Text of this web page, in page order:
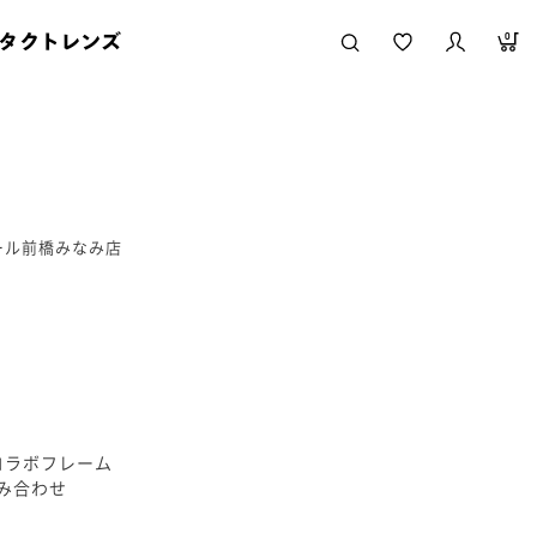
クトレンズ 0
前橋みなみ店
ボフレーム
合わせ